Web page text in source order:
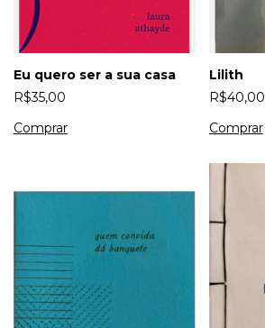
Eu quero ser a sua casa
R$35,00
Lilith
R$40,00